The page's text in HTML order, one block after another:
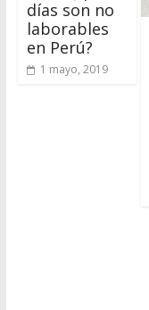
días son no
laborables
en Perú?
1 mayo, 2019